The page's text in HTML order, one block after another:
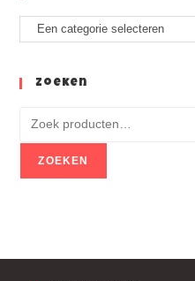
Zoeken
ZOEKEN